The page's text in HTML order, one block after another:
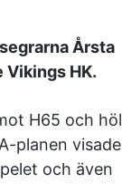
Årsta
Vikings HK.
H65 och
planen visade
och även